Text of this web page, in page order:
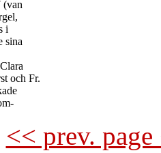
(van
i
sina
och Fr.
<< prev.